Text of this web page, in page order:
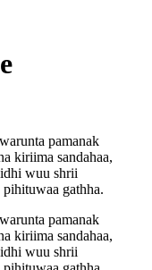
pamanak
kiriima sandahaa,
wuu shrii
gathha.
pamanak
kiriima sandahaa,
wuu shrii